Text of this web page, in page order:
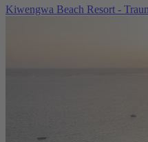
Kiwengwa Beach Resort -